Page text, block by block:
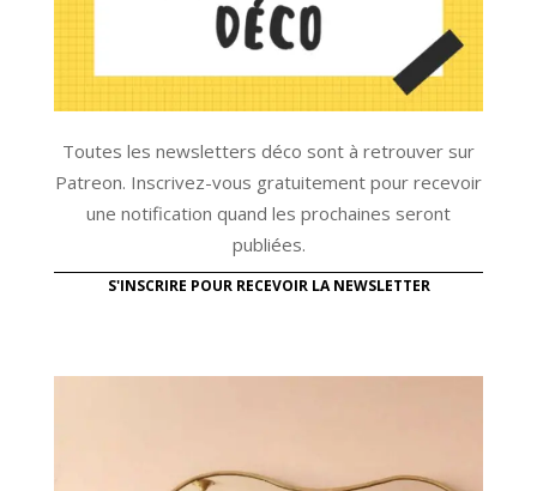
Toutes les newsletters déco sont à retrouver sur
Patreon. Inscrivez-vous gratuitement pour recevoir
une notification quand les prochaines seront
publiées.
S'INSCRIRE POUR RECEVOIR LA NEWSLETTER